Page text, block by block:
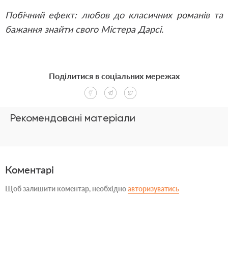
Побічний ефект: любов до класичних романів та
бажання знайти свого Містера Дарсі.
Рекомендовані матеріали
Поділитися в соціальних мережах
Коментарі
Щоб залишити коментар, необхідноавторизуватись